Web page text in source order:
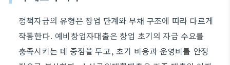
정책자금의 유형은 창업 단계와 부채 구조에 따라 다르게
작동한다. 예비창업자대출은 창업 초기의 자금 수요를
충족시키는 데 중점을 두고, 초기 비용과 운영비를 안정